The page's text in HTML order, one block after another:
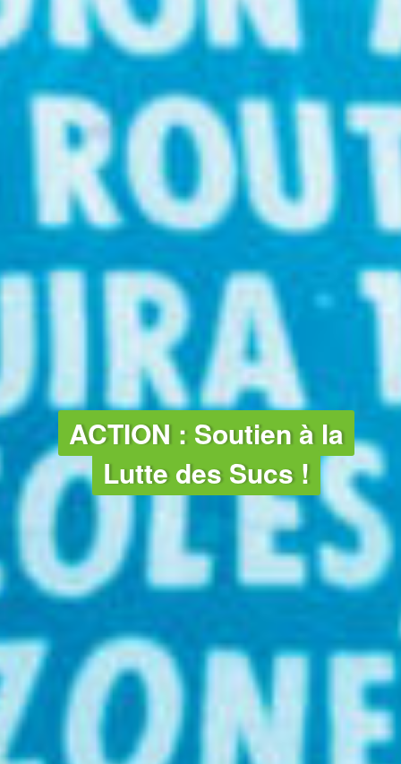
ACTION : Soutien à la
Lutte des Sucs !